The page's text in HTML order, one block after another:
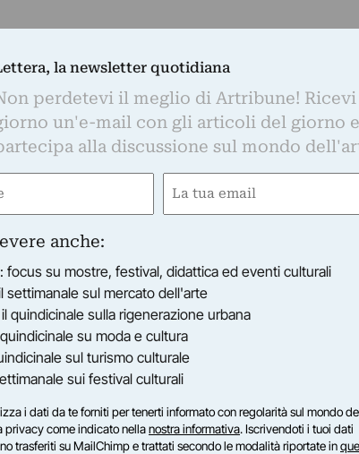
la newsletter quotidiana
perdetevi il meglio di Artribune! Ricevi
un'e-mail con gli articoli del giorno e
alla discussione sul mondo
Email
anche:
: focus su mostre, festival, didattica ed eventi culturali
settimanale sul mercato dell'arte
il quindicinale sulla rigenerazione urbana
su moda e cultura
sul turismo culturale
sui festival culturali
i dati da te forniti per tenerti informato con regolarità sul mondo
privacy come indicato nellanostra informativa. Iscrivendoti i tuoi dati
trasferiti su MailChimp e trattati secondo le modalità riportate in